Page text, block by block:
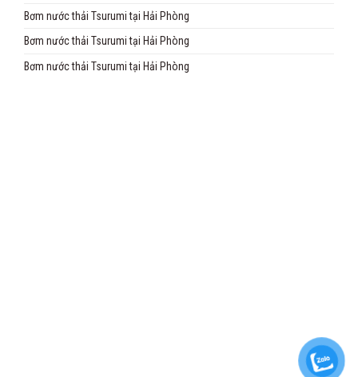
Bơm nước thải Tsurumi tại Hải Phòng
Bơm nước thải Tsurumi tại Hải Phòng
Bơm nước thải Tsurumi tại Hải Phòng